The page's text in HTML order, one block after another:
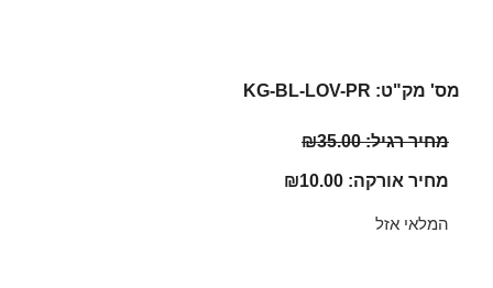
מס' מק"ט: KG-BL-LOV-PR
מחיר רגיל: ₪35.00
מחיר אורקה: ₪10.00
המלאי אזל